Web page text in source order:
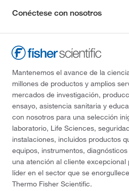
Conéctese con nosotros
Mantenemos el avance de la
millones de productos y amplios
mercados de investigación,
ensayo, asistencia sanitaria y
con nosotros para una selección
laboratorio, Life Sciences,
instalaciones, incluidos productos
equipos, instrumentos,
una atención al cliente
líder en el sector que se
Thermo Fisher Scientific.